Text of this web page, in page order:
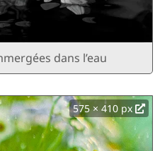
dans l’eau
575 × 410 px